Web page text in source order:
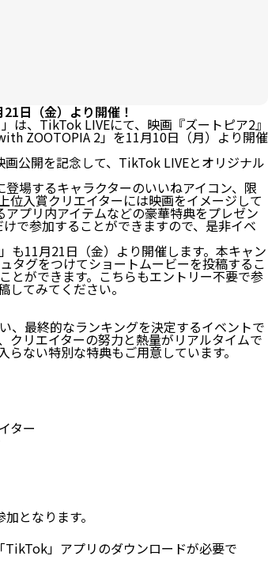
日（金）より開催！
は、TikTok LIVEにて、映画『ズートピア2』
ZOOTOPIA 2」を11月10日（月）より開催
公開を記念して、TikTok LIVEとオリジナル
場するキャラクターのいいねアイコン、限
位入賞クリエイターには映画をイメージして
プリ内アイテムなどの豪華特典をプレゼン
で参加することができますので、是非イベ
11月21日（金）より開催します。本キャン
タグをつけてショートムービーを投稿するこ
とができます。こちらもエントリー不要で参
してみてください。
、最終的なランキングを決定するイベントで
クリエイターの努力と熱量がリアルタイムで
ない特別な特典もご用意しています。
ター
となります。
」アプリのダウンロードが必要で